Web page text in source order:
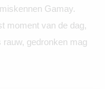
Gamay.
moment van de dag,
gedronken mag